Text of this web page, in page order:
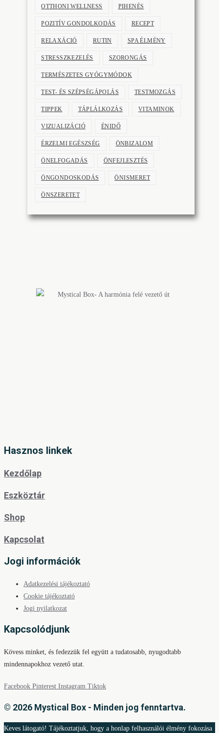
OTTHONI WELLNESS PIHENÉS
POZITÍV GONDOLKODÁS RECEPT
RELAXÁCIÓ RUTIN SPA ÉLMÉNY
STRESSZKEZELÉS SZORONGÁS
TERMÉSZETES GYÓGYMÓDOK
TEST- ÉS SZÉPSÉGÁPOLÁS TESTMOZGÁS
TIPPEK TÁPLÁLKOZÁS VITAMINOK
VIZUALIZÁCIÓ ÉNIDŐ
ÉRZELMI EGÉSZSÉG ÖNBIZALOM
ÖNELFOGADÁS ÖNFEJLESZTÉS
ÖNGONDOSKODÁS ÖNISMERET
ÖNSZERETET
Hasznos linkek
Kezdőlap
Eszköztár
Shop
Kapcsolat
Jogi információk
Adatkezelési tájékoztató
Cookie tájékoztató
Jogi nyilatkozat
Kapcsolódjunk
Kövess minket, és fedezzük fel együtt a tudatosabb, nyugodtabb
mindennapokhoz vezető utat.
Facebook Pinterest Instagram Tiktok
© 2026 Mystical Box - Minden jog fenntartva.
Keves látogató! Tájékoztatjuk, hogy a honlap felhasználói élmény fokozása